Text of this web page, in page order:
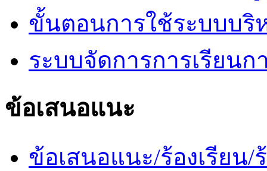
ขั้นตอนการใช้ระบบบริ
ระบบจัดการการเรียน
ข้อเสนอแนะ
ข้อเสนอแนะ/ร้องเรียน/